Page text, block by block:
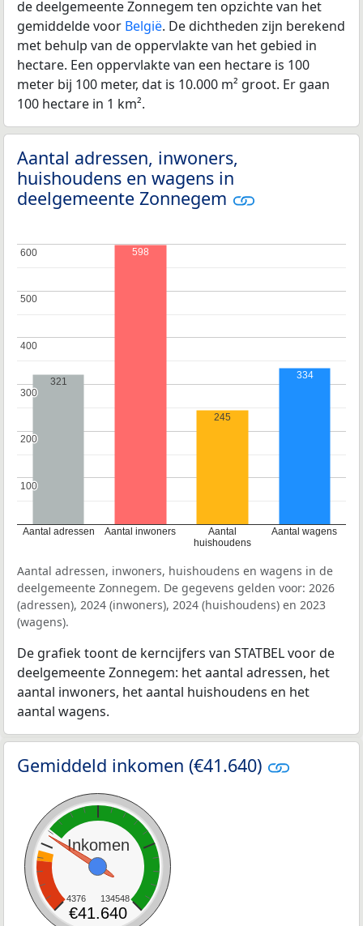
de deelgemeente Zonnegem ten opzichte van het
gemiddelde voor België. De dichtheden zijn berekend
met behulp van de oppervlakte van het gebied in
hectare. Een oppervlakte van een hectare is 100
meter bij 100 meter, dat is 10.000 m² groot. Er gaan
100 hectare in 1 km².
Aantal adressen, inwoners,
huishoudens en wagens in
deelgemeente Zonnegem
Aantal adressen Aantal inwoners
Aantal
huishoudens
Aantal wagens
100
100
200
200
300
300
400
400
500
500
600
600
321
598
245
334
Aantal adressen, inwoners, huishoudens en wagens in de
deelgemeente Zonnegem. De gegevens gelden voor: 2026
(adressen), 2024 (inwoners), 2024 (huishoudens) en 2023
(wagens).
De grafiek toont de kerncijfers van STATBEL voor de
deelgemeente Zonnegem: het aantal adressen, het
aantal inwoners, het aantal huishoudens en het
aantal wagens.
Gemiddeld inkomen (€41.640)
Inkomen
4376 134548
€41.640